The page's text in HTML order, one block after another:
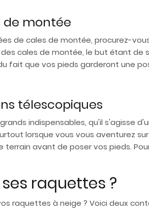
de montée
de cales de montée, procurez-
cales de montée, le but étant de
fait que vos pieds garderont une
télescopiques
indispensables, qu'il s'agisse
lorsque vous vous aventurez
avant de poser vos pieds.
raquettes ?
raquettes à neige ? Voici deux